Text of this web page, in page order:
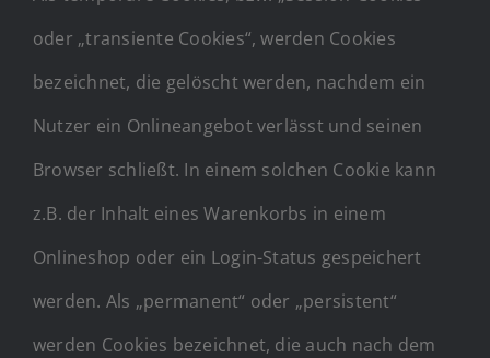
oder „transiente Cookies“, werden Cookies
bezeichnet, die gelöscht werden, nachdem ein
Nutzer ein Onlineangebot verlässt und seinen
Browser schließt. In einem solchen Cookie kann
z.B. der Inhalt eines Warenkorbs in einem
Onlineshop oder ein Login-Status gespeichert
werden. Als „permanent“ oder „persistent“
werden Cookies bezeichnet, die auch nach dem